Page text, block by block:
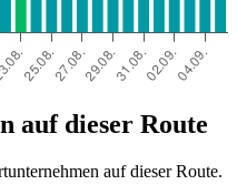
auf dieser Route
auf dieser Route.